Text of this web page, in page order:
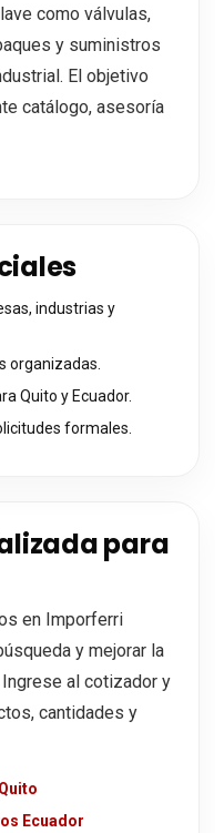
como válvulas,
y suministros
El objetivo
catálogo, asesoría
industrias y
organizadas.
Quito y Ecuador.
formales.
para
en Imporferri
y mejorar la
al cotizador y
cantidades y
Ecuador